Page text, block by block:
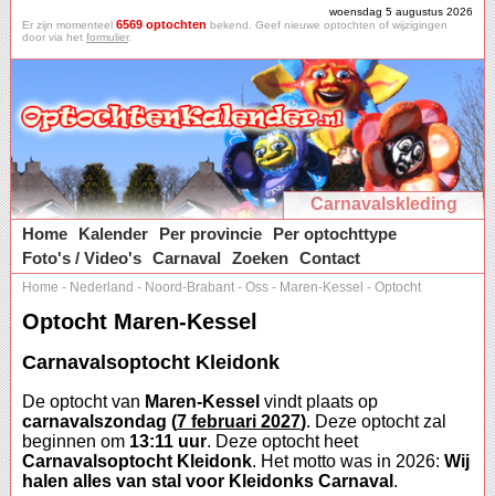
woensdag 5 augustus 2026
Er zijn momenteel 6569 optochten bekend. Geef nieuwe optochten of wijzigingen
door via het formulier.
Carnavalskleding
Home
Kalender Per provincie
Per optochttype
Foto's / Video's Carnaval Zoeken Contact
Home - Nederland - Noord-Brabant - Oss - Maren-Kessel - Optocht
Optocht Maren-Kessel
Carnavalsoptocht Kleidonk
De optocht van Maren-Kessel vindt plaats op
carnavalszondag (7 februari 2027). Deze optocht zal
beginnen om 13:11 uur. Deze optocht heet
Carnavalsoptocht Kleidonk. Het motto was in 2026: Wij
halen alles van stal voor Kleidonks Carnaval .